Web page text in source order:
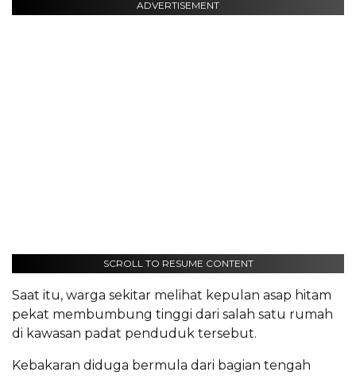
ADVERTISEMENT
SCROLL TO RESUME CONTENT
Saat itu, warga sekitar melihat kepulan asap hitam
pekat membumbung tinggi dari salah satu rumah
di kawasan padat penduduk tersebut.
Kebakaran diduga bermula dari bagian tengah